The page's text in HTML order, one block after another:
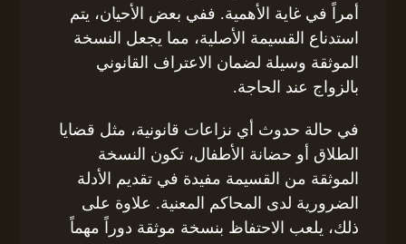
أمراً في غاية الأهمية. ففي بعض الأحيان، يتم
استدناع القسيمة الأصلية، مما يجعل النسخة
الموثقة وسيلة لضمان الاعتراف القانوني
بالزواج عند الحاجة.
في حالة حدوث أي نزاعات قانونية، مثل قضايا
الطلاق أو حضانة الأطفال، تكون النسخة
الموثقة من القسيمة مفيدة في تقديم الأدلة
الضرورية لدى المحاكم المعنية. علاوة على
ذلك، يلعب الاحتفاظ بنسخة موثقة دوراً مهماً